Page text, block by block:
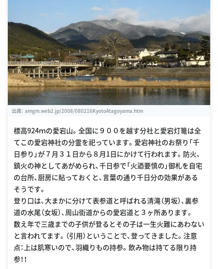
出典： amgm.web2.jp/2008/080216KyotoAtagoyama.htm
標高924ｍの愛宕山。全国に９００を越す分社と愛宕灯篭は全
てこの愛宕神社の分霊を祀っています。愛宕神社のお祭り「千
日参り」が７月３１日から８月1日にかけて行われます。防火、
鎮火の神としてあがめられ、千日参で「火迺要慎の」御札を自宅
の台所、厨房に貼っておくと、言葉の通り千日分の効果がある
そうです。
登り口は、大まかに分けて表参道と呼ばれる清滝（男坂）、裏参
道の水尾（女坂）、周山街道からの愛宕道と３ヶ所あります。
数え年で三歳までの子供が登るとその子は一生火難にあわない
と言われてます。（引用）ということで、登ってきました。注意
点：上は肌寒いので、羽織りもの持参。飲み物は持てる限り持
参！！